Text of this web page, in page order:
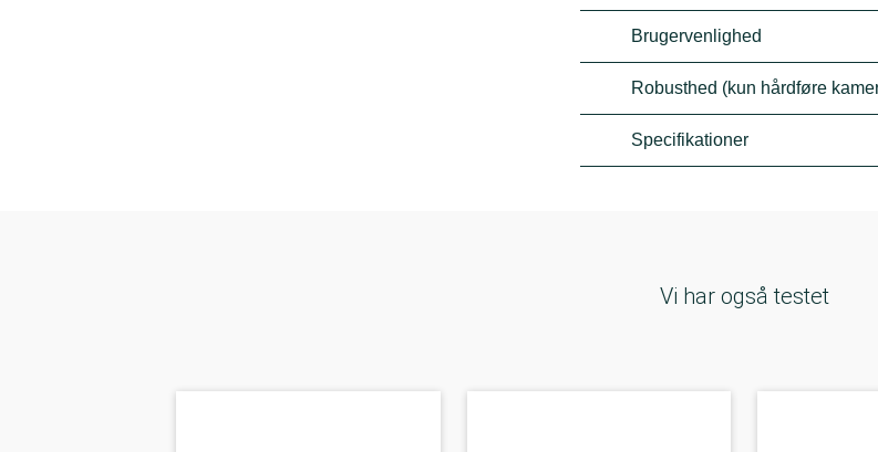
Brugervenlighed
Robusthed (kun hårdføre
Specifikationer
Vi har også testet